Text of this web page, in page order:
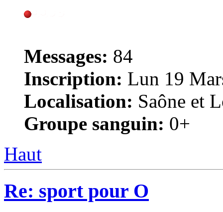
Messages: 84
Inscription: Lun 19
Localisation: Saône et
Groupe sanguin: 0+
Haut
Re: sport pour O